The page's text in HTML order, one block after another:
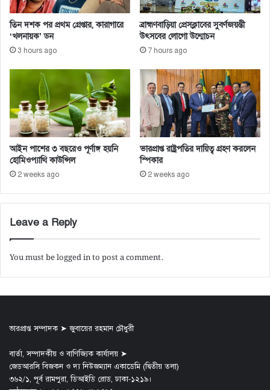
তিন দশক পর প্রথম গ্রেপ্তার, কারাগারে
‘খলনায়ক’ ডন
3 hours ago
ব্রাহ্মণবাড়িয়া প্রেসক্লাবের সুবর্ণজয়ন্তী
উৎসবের লোগো উন্মোচন
7 hours ago
আইন পাশের ৩ বছরেও পূর্ণাঙ্গ হয়নি
হোমিওপ্যাথি কাউন্সিল
2 weeks ago
ভারপ্রাপ্ত রাষ্ট্রপতির দায়িত্ব গ্রহণ করলেন
স্পিকার
2 weeks ago
Leave a Reply
You must belogged into post a comment.
ভারপ্রাপ্ত সম্পাদক ➤ জুবায়ের রহমান চৌধুরী
বার্তা, সম্পাদকীয় ও বাণিজ্যিক কার্যালয় ➤
জেডআরসি বিজকন ও দ্য নিউজম্যান একাডেমি (দ্বিতীয় তলা)
৩৬২/১, পূর্ব রামপুরা, ডিআইডি রোড, ঢাকা-১২১৯।